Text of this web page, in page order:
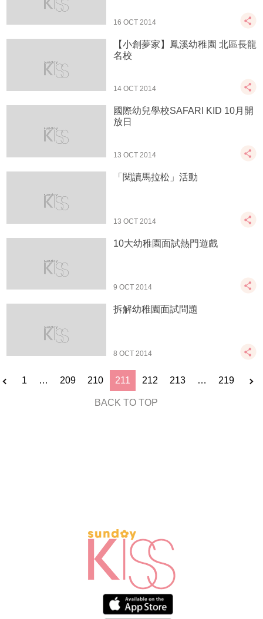
16 OCT 2014
【小創夢家】鳳溪幼稚園 北區長龍
名校
14 OCT 2014
國際幼兒學校SAFARI KID 10月開
放日
13 OCT 2014
「閱讀馬拉松」活動
13 OCT 2014
10大幼稚園面試熱門遊戲
9 OCT 2014
拆解幼稚園面試問題
8 OCT 2014
1 … 209 210 211 212 213 … 219
BACK TO TOP